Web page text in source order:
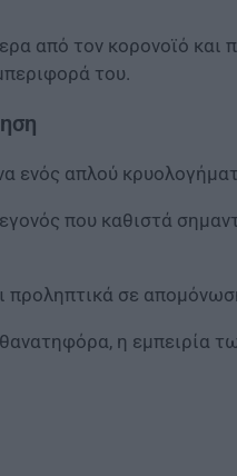
από τον κορονοϊό και
του.
ενός απλού
που καθιστά
προληπτικά σε
η εμπειρία